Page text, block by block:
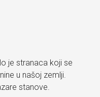
je stranaca koji se
u našoj zemlji.
stanove.